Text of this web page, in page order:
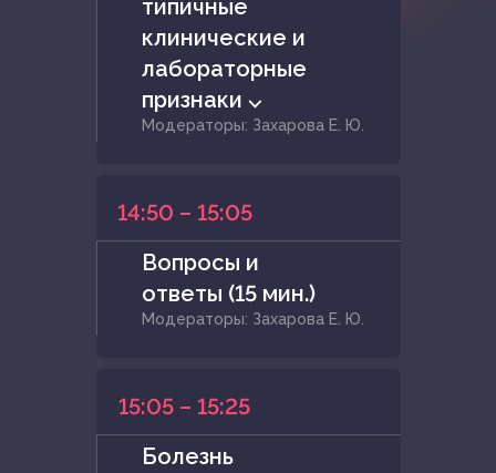
типичные
клинические и
лабораторные
признаки ⌵
Модераторы: Захарова Е. Ю.
14:50 – 15:05
Вопросы и
ответы (15 мин.)
Модераторы: Захарова Е. Ю.
15:05 – 15:25
Болезнь